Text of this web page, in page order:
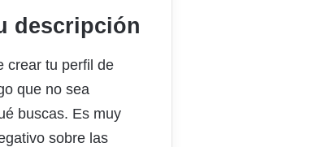
descripción
crear tu perfil de
que no sea
buscas. Es muy
sobre las